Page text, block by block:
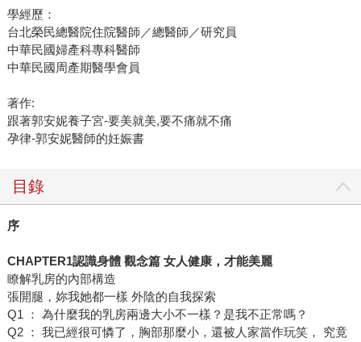
學經歷：
台北榮民總醫院住院醫師／總醫師／研究員
中華民國婦產科專科醫師
中華民國周產期醫學會員
著作:
跟著郭安妮養子宮-要美就美,要不痛就不痛
孕律-郭安妮醫師的妊娠書
目錄
序
CHAPTER1認識身體 觀念篇 女人健康，才能美麗
瞭解乳房的內部構造
張開腿，妳我她都一樣 外陰的自我探索
Q1 ： 為什麼我的乳房兩邊大小不一樣？是我不正常嗎？
Q2 ： 我已經很可憐了，胸部那麼小，還被人家當作玩笑， 究竟